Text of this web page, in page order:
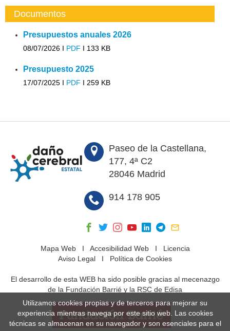
Documentos
Presupuestos anuales 2026
08/07/2026 I PDF I 133 KB
Presupuesto 2025
17/07/2025 I PDF I 259 KB
Paseo de la Castellana,
177, 4ª C2
28046 Madrid
914 178 905
Mapa WebI Accesibilidad WebI Licencia
Aviso Legal I Política de Cookies
El desarrollo de esta WEB ha sido posible gracias al mecenazgo
de la Fundación Barrié y la RSC de Edisa
Utilizamos cookies propias y de terceros para mejorar su
experiencia mientras navega por este sitio web. Las cookies
técnicas se almacenan en su navegador y son esenciales para el